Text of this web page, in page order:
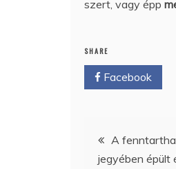
szert, vagy épp
SHARE
Facebook
Bejegyzés
A
jegyében épült